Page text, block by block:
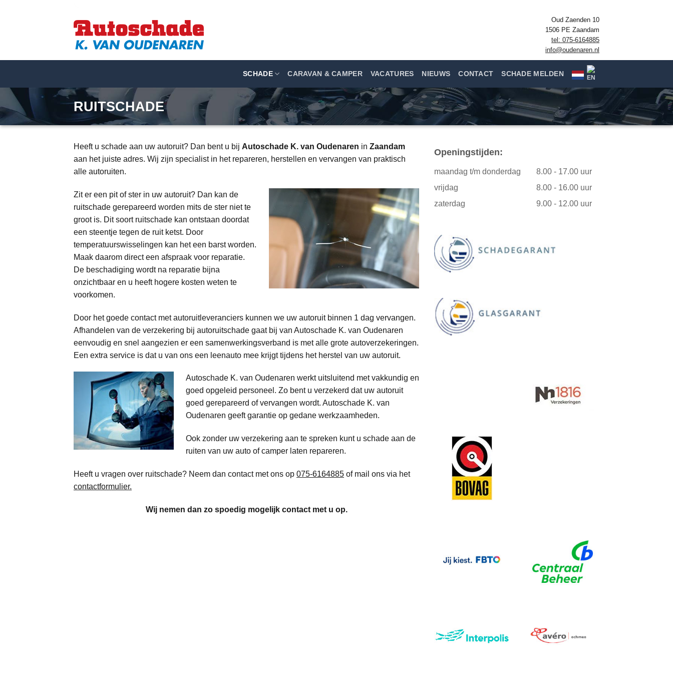
Oud Zaenden 10
1506 PE Zaandam
tel: 075-6164885
info@oudenaren.nl
SCHADE CARAVAN & CAMPER VACATURES NIEUWS CONTACT SCHADE MELDEN
RUITSCHADE
Heeft u schade aan uw autoruit? Dan bent u bij Autoschade K. van Oudenaren in Zaandam
aan het juiste adres. Wij zijn specialist in het repareren, herstellen en vervangen van praktisch
alle autoruiten.
Zit er een pit of ster in uw autoruit? Dan kan de
ruitschade gerepareerd worden mits de ster niet te
groot is. Dit soort ruitschade kan ontstaan doordat
een steentje tegen de ruit ketst. Door
temperatuurswisselingen kan het een barst worden.
Maak daarom direct een afspraak voor reparatie.
De beschadiging wordt na reparatie bijna
onzichtbaar en u heeft hogere kosten weten te
voorkomen.
Door het goede contact met autoruitleveranciers kunnen we uw autoruit binnen 1 dag vervangen.
Afhandelen van de verzekering bij autoruitschade gaat bij van Autoschade K. van Oudenaren
eenvoudig en snel aangezien er een samenwerkingsverband is met alle grote autoverzekeringen.
Een extra service is dat u van ons een leenauto mee krijgt tijdens het herstel van uw autoruit.
Autoschade K. van Oudenaren werkt uitsluitend met vakkundig en
goed opgeleid personeel. Zo bent u verzekerd dat uw autoruit
goed gerepareerd of vervangen wordt. Autoschade K. van
Oudenaren geeft garantie op gedane werkzaamheden.
Ook zonder uw verzekering aan te spreken kunt u schade aan de
ruiten van uw auto of camper laten repareren.
Heeft u vragen over ruitschade? Neem dan contact met ons op 075-6164885 of mail ons via het
contactformulier.
Wij nemen dan zo spoedig mogelijk contact met u op.
Openingstijden:
maandag t/m donderdag
8.00 - 17.00 uur
vrijdag
8.00 - 16.00 uur
zaterdag
9.00 - 12.00 uur